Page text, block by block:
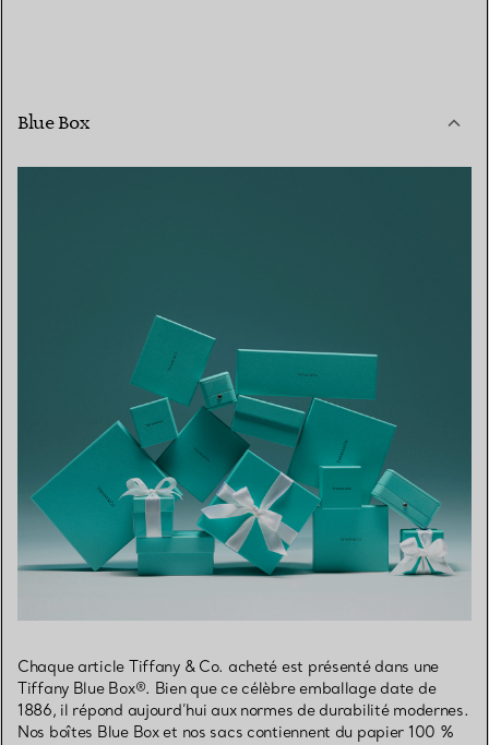
Blue Box
Chaque article Tiffany & Co. acheté est présenté dans une
Tiffany Blue Box®. Bien que ce célèbre emballage date de
1886, il répond aujourd’hui aux normes de durabilité modernes.
Nos boîtes Blue Box et nos sacs contiennent du papier 100 %